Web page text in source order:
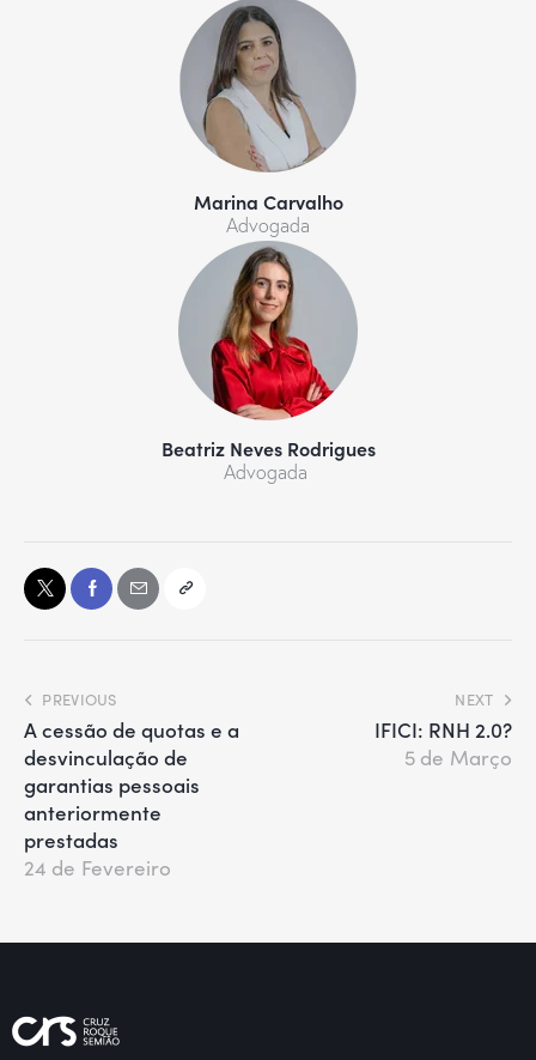
Marina Carvalho
Advogada
Beatriz Neves Rodrigues
Advogada
PREVIOUS
A cessão de quotas e a
desvinculação de
garantias pessoais
anteriormente
prestadas
24 de Fevereiro
NEXT
IFICI: RNH 2.0?
5 de Março